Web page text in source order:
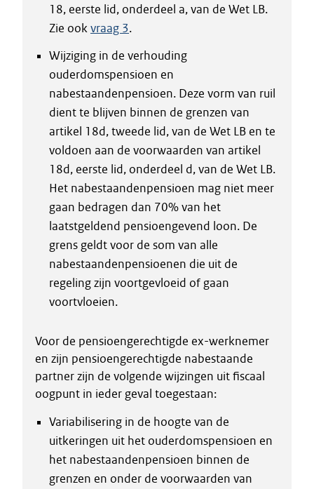
18, eerste lid, onderdeel a, van de Wet LB.
Zie ookvraag 3.
Wijziging in de verhouding
ouderdomspensioen en
nabestaandenpensioen. Deze vorm van ruil
dient te blijven binnen de grenzen van
artikel 18d, tweede lid, van de Wet LB en te
voldoen aan de voorwaarden van artikel
18d, eerste lid, onderdeel d, van de Wet LB.
Het nabestaandenpensioen mag niet meer
gaan bedragen dan 70% van het
laatstgeldend pensioengevend loon. De
grens geldt voor de som van alle
nabestaandenpensioenen die uit de
regeling zijn voortgevloeid of gaan
voortvloeien.
Voor de pensioengerechtigde ex-werknemer
en zijn pensioengerechtigde nabestaande
partner zijn de volgende wijzingen uit fiscaal
oogpunt in ieder geval toegestaan:
Variabilisering in de hoogte van de
uitkeringen uit het ouderdomspensioen en
het nabestaandenpensioen binnen de
grenzen en onder de voorwaarden van